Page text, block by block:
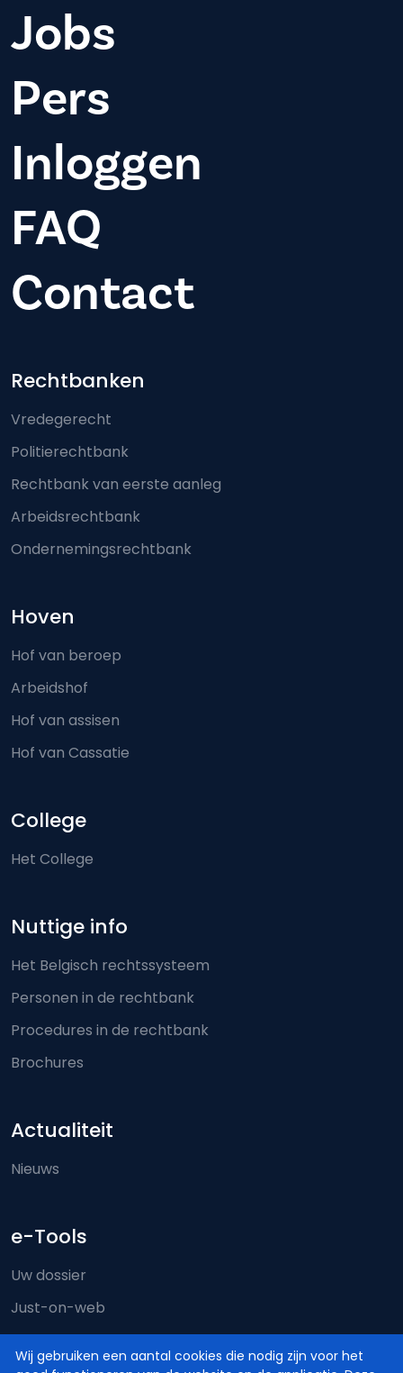
Wij gebruiken een aantal cookies die nodig zijn voor het
Jobs
Pers
Inloggen
FAQ
Contact
Footer-menu
Rechtbanken
Vredegerecht
Politierechtbank
Rechtbank van eerste aanleg
Arbeidsrechtbank
Ondernemingsrechtbank
Hoven
Hof van beroep
Arbeidshof
Hof van assisen
Hof van Cassatie
College
Het College
Nuttige info
Het Belgisch rechtssysteem
Personen in de rechtbank
Procedures in de rechtbank
Brochures
Actualiteit
Nieuws
e-Tools
Uw dossier
Just-on-web
e-Deposit